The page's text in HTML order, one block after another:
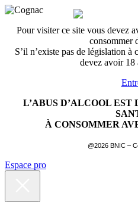
Pour visiter ce site vous devez
consommer
S’il n’existe pas de législation à
devez avoir 18
L’ABUS D’ALCOOL
À CONSOMMER
@2026 BNIC –
Espace pro